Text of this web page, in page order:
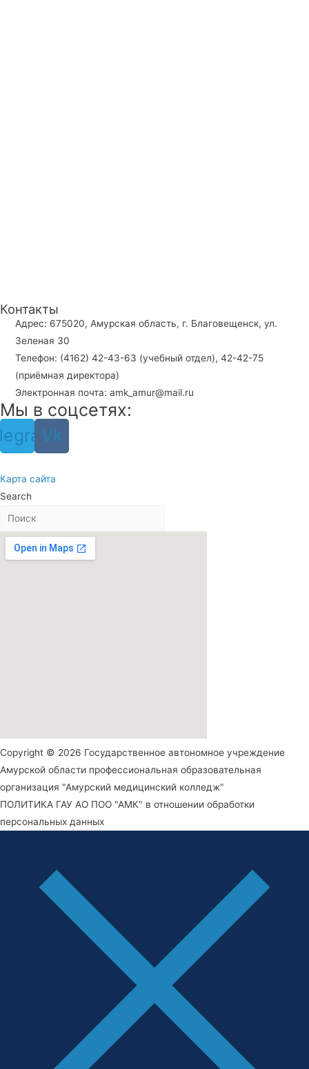
Контакты
Адрес: 675020, Амурская область, г. Благовещенск, ул.
Зеленая 30
Телефон: (4162) 42-43-63 (учебный отдел), 42-42-75
(приёмная директора)
Электронная почта: amk_amur@mail.ru
Мы в соцсетях:
Vk
Карта сайта
Search
Copyright © 2026 Государственное автономное учреждение
Амурской области профессиональная образовательная
организация "Амурский медицинский колледж"
ПОЛИТИКА ГАУ АО ПОО "АМК" в отношении обработки
персональных данных